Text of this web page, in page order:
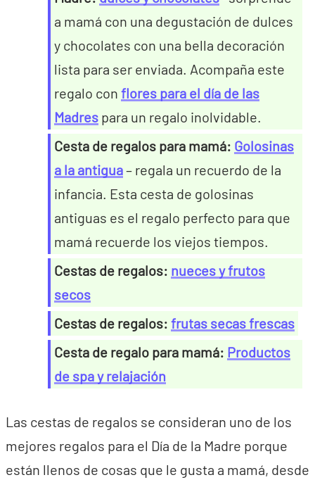
a mamá con una degustación de dulces
y chocolates con una bella decoración
lista para ser enviada. Acompaña este
regalo con flores para el día de las
Madres para un regalo inolvidable.
Cesta de regalos para mamá: Golosinas
a la antigua– regala un recuerdo de la
infancia. Esta cesta de golosinas
antiguas es el regalo perfecto para que
mamá recuerde los viejos tiempos.
Cestas de regalos: nueces y frutos
secos
Cestas de regalos: frutas secas frescas
Cesta de regalo para mamá: Productos
de spa y relajación
Las cestas de regalos se consideran uno de los
mejores regalos para el Día de la Madre porque
están llenos de cosas que le gusta a mamá, desde